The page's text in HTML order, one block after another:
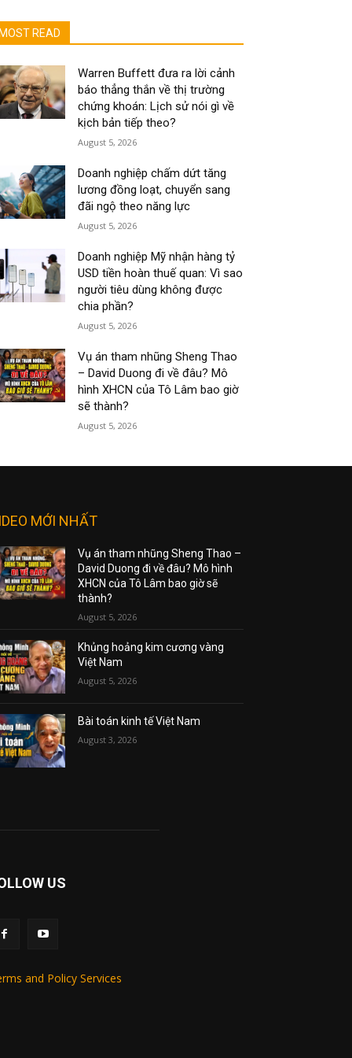
MOST READ
Warren Buffett đưa ra lời cảnh
báo thẳng thắn về thị trường
chứng khoán: Lịch sử nói gì về
kịch bản tiếp theo?
August 5, 2026
Doanh nghiệp chấm dứt tăng
lương đồng loạt, chuyển sang
đãi ngộ theo năng lực
August 5, 2026
Doanh nghiệp Mỹ nhận hàng tỷ
USD tiền hoàn thuế quan: Vì sao
người tiêu dùng không được
chia phần?
August 5, 2026
Vụ án tham nhũng Sheng Thao
– David Duong đi về đâu? Mô
hình XHCN của Tô Lâm bao giờ
sẽ thành?
August 5, 2026
MỚI NHẤT
Vụ án tham nhũng Sheng Thao –
David Duong đi về đâu? Mô hình
XHCN của Tô Lâm bao giờ sẽ
thành?
August 5, 2026
Khủng hoảng kim cương vàng
Việt Nam
August 5, 2026
Bài toán kinh tế Việt Nam
August 3, 2026
US
and Policy Services